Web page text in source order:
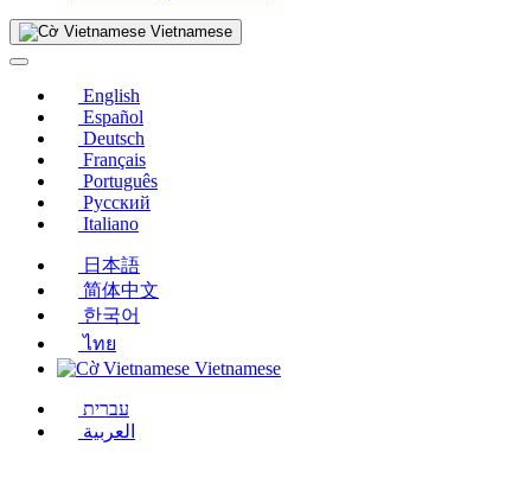
Vietnamese
English
Español
Deutsch
Français
Português
Русский
Italiano
日本語
简体中文
한국어
ไทย
Vietnamese
עברית
العربية